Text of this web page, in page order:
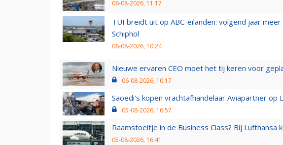
06-08-2026, 11:17
TUI breidt uit op ABC-eilanden: volgend jaar
Schiphol
06-08-2026, 10:24
Nieuwe ervaren CEO moet het tij keren voor
06-08-2026, 10:17
Saoedi’s kopen vrachtafhandelaar Aviapartner op
05-08-2026, 16:57
Raamstoeltje in de Business Class? Bij
05-08-2026, 16:41